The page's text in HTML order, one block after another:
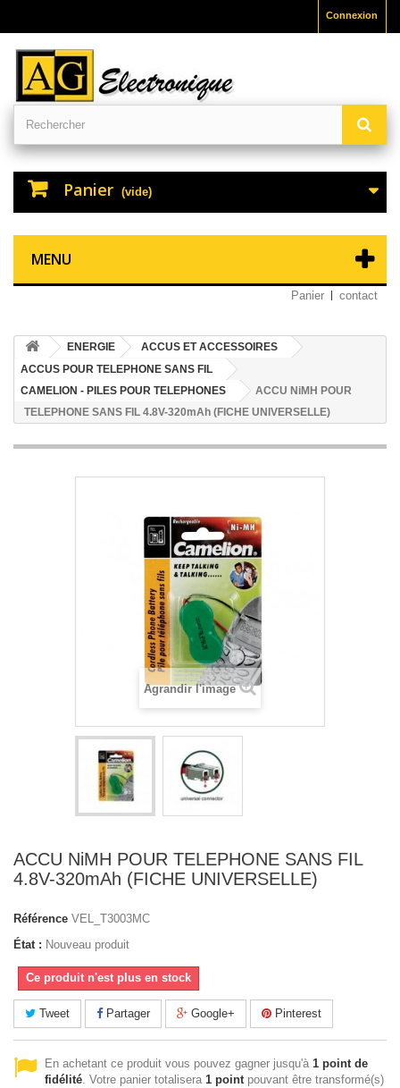
Connexion
Panier (vide)
MENU
Panier contact
ENERGIE
ACCUS ET ACCESSOIRES
ACCUS POUR TELEPHONE SANS FIL
CAMELION - PILES POUR TELEPHONES
ACCU NiMH POUR
TELEPHONE SANS FIL 4.8V-320mAh (FICHE UNIVERSELLE)
Agrandir l'image
ACCU NiMH POUR TELEPHONE SANS FIL
4.8V-320mAh (FICHE UNIVERSELLE)
Référence VEL_T3003MC
État : Nouveau produit
Ce produit n'est plus en stock
Tweet Partager Google+ Pinterest
En achetant ce produit vous pouvez gagner jusqu'à 1 point de
fidélité. Votre panier totalisera 1 pointpouvant être transformé(s)